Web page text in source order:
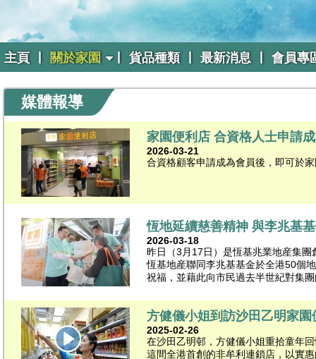
主頁 關於家園 貨品種類 最新消息 會員專
媒體報導
家園便利店 合資格人士申請
2026-03-21
合資格顧客申請成為會員後，即可於
恆地延續慈善精神 與李兆基
2026-03-18
昨日（3月17日）是恆基兆業地産集
恆基地産聯同李兆基基金於全港50個
祝福，並藉此向市民過去半世紀對集
方健儀小姐到訪沙田乙明家園
2025-02-26
在沙田乙明邨，方健儀小姐重拾童年
這間全港首創的非牟利連鎖店，以實